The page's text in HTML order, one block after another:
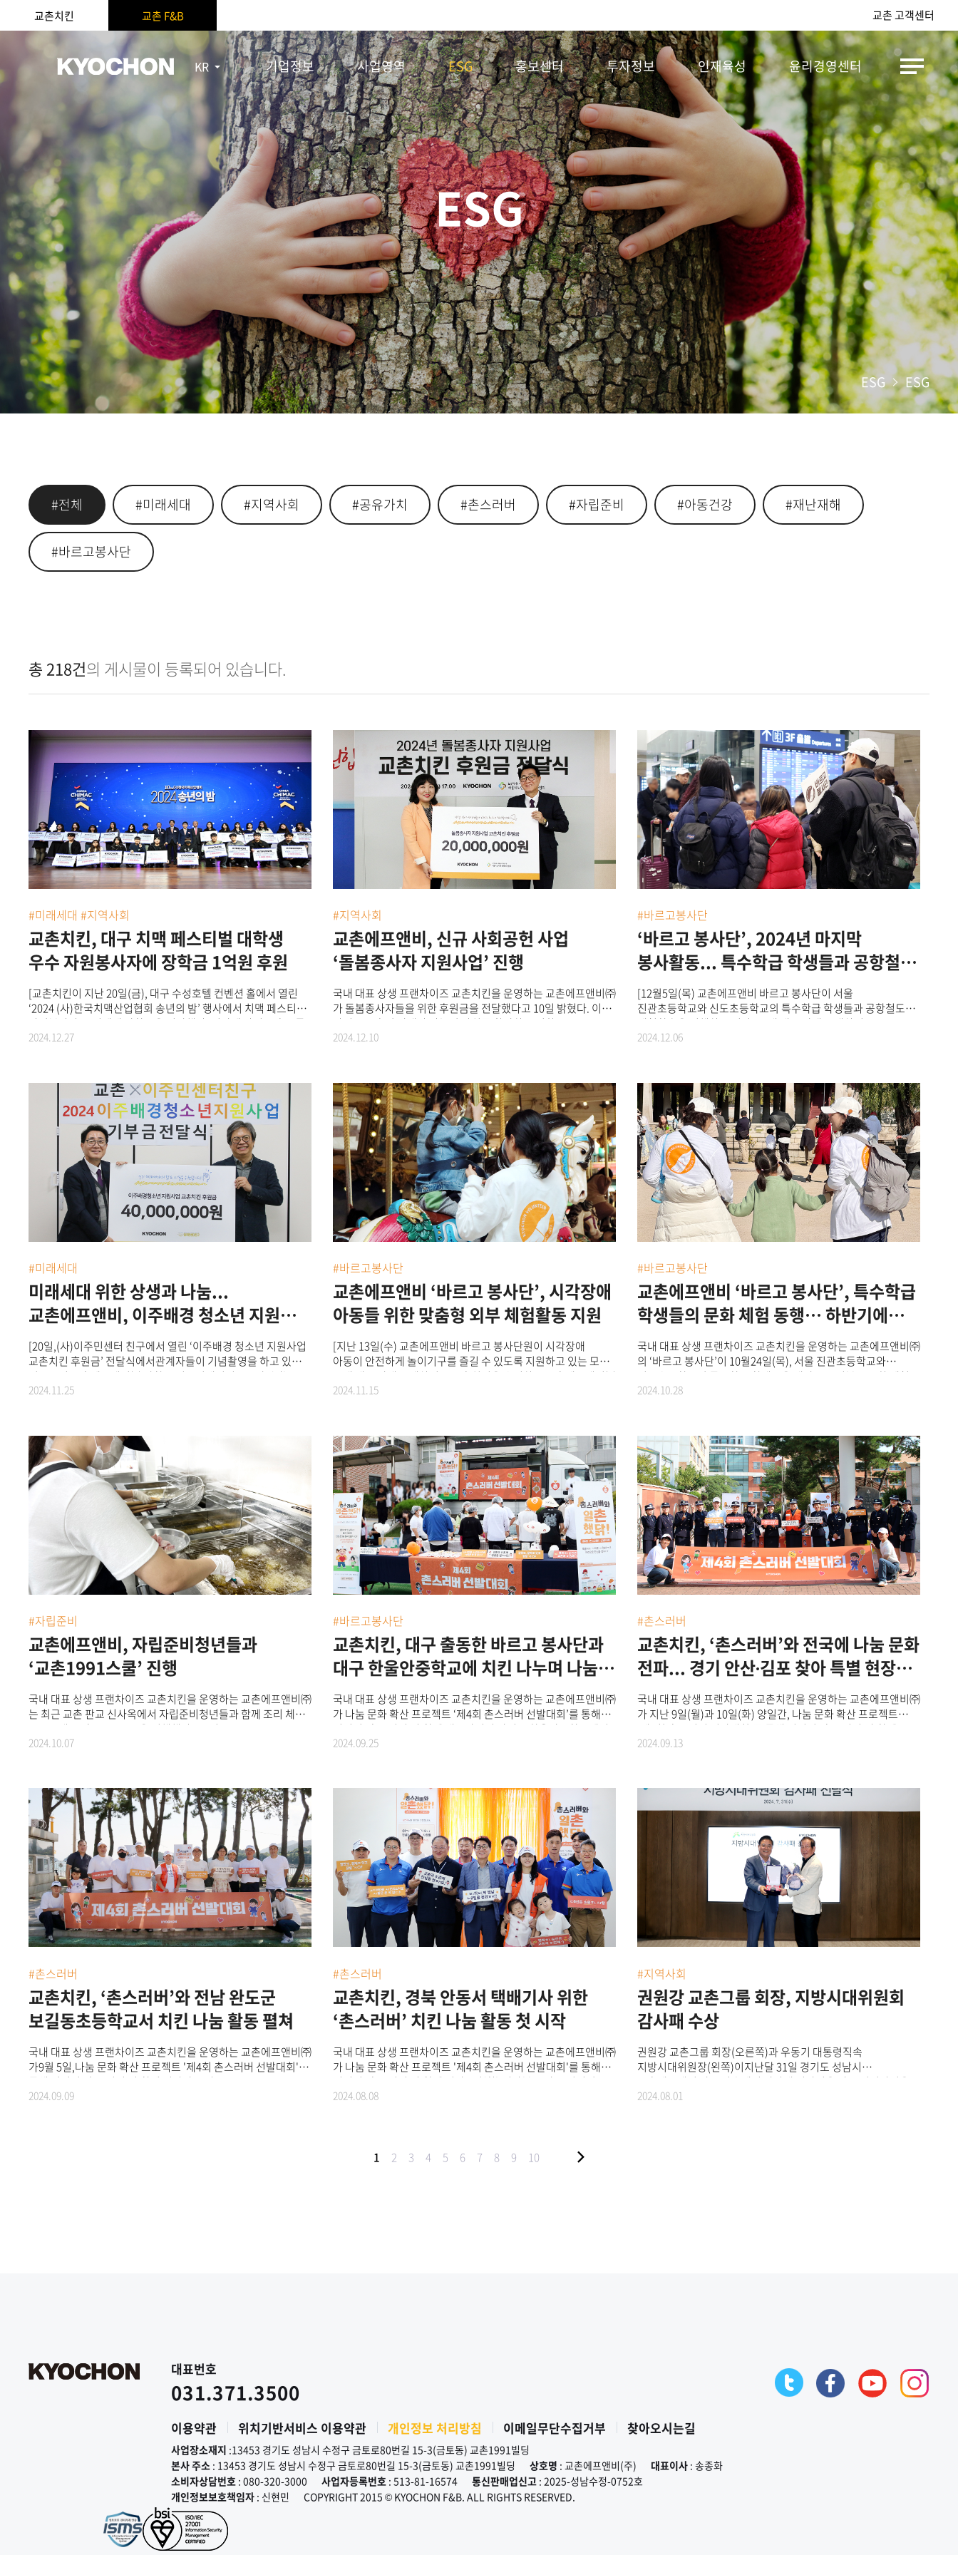
교촌치킨 교촌 F&B 교촌 고객센터
KR 기업정보 사업영역 ESG 홍보센터 투자정보 인재육성 윤리경영센터
ESG
ESG ESG
#전체 #미래세대 #지역사회 #공유가치 #촌스러버 #자립준비 #아동건강 #재난재해
#바르고봉사단
총 218건의 게시물이 등록되어 있습니다.
#미래세대 #지역사회
교촌치킨, 대구 치맥 페스티벌 대학생
우수 자원봉사자에 장학금 1억원 후원
[교촌치킨이 지난 20일(금), 대구 수성호텔 컨벤션 홀에서 열린
‘2024 (사)한국치맥산업협회 송년의 밤’ 행사에서 치맥 페스티벌
자원봉사자 32명에게 장학금을 전달했다. 시상에 나선 교촌그룹
송종화 부회장(사진)과 장학생들, 주요 내빈 등과 함께
치맥 페스티벌’의 성공적인 운영을 위해 다양한 분야에서 활약한
대학생 우수 자원봉사자들에게 총 1억원의 장학금을 전했다고
27일 밝혔다.교촌그룹 송종화 부회장은 지난 20일(금) 대구
수성호텔 컨벤션 홀에서 열린 ‘2024 (사)한국치맥산업협회
송년의 밤’ 행사에서 선발된 32명 장학생에게 장학금을 전달하고
응원의 메시지를 전했다.장학금은 대구 치맥 페스티벌의 기획과
운영 관리 등을 맡은 '치맥리더스' 18명에게 각 400만원,
현장에서 행사 지원을 담당한 '치맥프렌즈' 14명에게 각
200만원씩 전달됐다.교촌에프앤비㈜ 관계자는 “"대구 치맥
페스티벌의 성공적인 운영을 위해 노력해 주신 모든 분들께 깊은
감사를 전한다"며, “이번 장학금이 장학생들이 꿈을 펼치는 데
페스티벌’은 대한민국 치킨산업의 중심지인 대구에서 사람과
사람을 연결시키는 네트워크 문화 ‘치맥(치킨+맥주)’을 선도하고
있는 지역 축제로, 문화체육관광부가 지정한 문화관광 축제이다.
매년 100만 명이 넘는 방문객이 찾아오며, 12회째를 맞이한
올해는 국내외 치킨 브랜드와 맥주 브랜드 100여 곳이 참여했다.
2024.12.27
#지역사회
교촌에프앤비, 신규 사회공헌 사업
‘돌봄종사자 지원사업’ 진행
국내 대표 상생 프랜차이즈 교촌치킨을 운영하는 교촌에프앤비㈜
가 돌봄종사자들을 위한 후원금을 전달했다고 10일 밝혔다. 이번
사업은 교촌의 상생과 나눔의 가치를 확산하는 일환으로
추진되었으며, 2025년 초고령화 사회 진입 등 사회구조 변화에
장애인 등 일상생활 영위∙수행이 어려운 대상을 위해 신체 및
가사지원 등 직접 서비스를 제공하는 전문 인력을 의미한다.)
교촌은 (사)서울시노인종합복지관협회(생활지원사),
한국요양보호사중앙회(요양보호사), (사)한국장애인복지관협회
(장애인복지 종사자)에 각각 2,000만원을 기부, 총 6,000만 원
지원을 통해 다가오는 연말을 맞이하여 어르신과 장애인들을
위해 힘쓴 돌봄종사자(생활지원사, 요양보호사, 장애인복지
종사자)를 격려하고자 치킨 지원에 나섰다. 교촌에프앤비㈜
관계자는 “돌봄종사자들은 지역사회 곳곳에서 따뜻한 손길을
전하는 분들로, 이번 지원 사업이 그분들의 헌신과 노고에
조금이라도 보답하는 계기가 되기를 바란다”며 “앞으로도 교촌은
활동을 적극 펼쳐 나갈 것”이라고 밝혔다.한편, 교촌은 상생과
나눔의 가치를 바탕으로 미래 세대와 지역사회를 위한
사회공헌활동을 전개하며, 교촌의 '진심경영'의 철학을 널리
전파하고 있다. 지난달에는 신규 사회공헌 사업으로 '이주배경
청소년 지원사업'을 시작하며 미래 세대를 위한 나눔 활동 실천을
알린 바 있다.
2024.12.10
#바르고봉사단
‘바르고 봉사단’, 2024년 마지막
봉사활동... 특수학급 학생들과 공항철도
체험학습
[12월5일(목) 교촌에프앤비 바르고 봉사단이 서울
진관초등학교와 신도초등학교의 특수학급 학생들과 공항철도
체험학습을 진행하고 있다.]국내 대표 상생 프랜차이즈
교촌치킨을 운영하는 교촌에프앤비㈜의 ‘바르고 봉사단’이
봉사활동을 펼쳤다고 6일(금) 밝혔다. 이번 체험학습은 특수학급
학생들에게 공항이라는 새로운 환경을 체험하며 다양한
사회경험을 쌓을 수 있도록 마련된 프로그램이다. 이번
체험학습에는 바르고 봉사단 16명이 참여해 학생들과 유대감을
형성하며 따뜻한 시간을 보냈다. 학생들은 먼저 서울역
도심공항터미널에 모여 비행기 탑승 수속과 출국심사 체험에
참여했다. 이후 공항 직통열차를 타고 인천국제공항으로 이동해
공항 내부와 출국장, 전망대 등을 탐방하며 해외로 출발하는
과정을 이해하는 시간을 가졌다.지난 10월에도 교촌의 ‘바르고
봉사단’은 서울 진관초등학교와 신도초등학교 특수학급 학생들의
사회성 학습 지원을 위해 경복궁 문화 체험 활동을 진행한 바
새로운 환경에 적응하며 사회성을 기를 수 있는 소중한 경험이
되길 바란다”며, “내년에도 지역사회와 미래 세대가 함께 성장할
수 있도록 따뜻한 나눔을 전파하는 활동을 이어가겠다”고 말했다.
2024.12.06
#미래세대
미래세대 위한 상생과 나눔...
교촌에프앤비, 이주배경 청소년 지원사업
시작
[20일,(사)이주민센터 친구에서 열린 ‘이주배경 청소년 지원사업
교촌치킨 후원금’ 전달식에서관계자들이 기념촬영을 하고 있다.
왼쪽부터 교촌에프앤비㈜ 강창동 커뮤니케이션부문장, (사)
이주민센터 친구 윤영환 대표]국내 대표 상생 프랜차이즈
청소년 지원사업’은 한국 사회에 적응하기 위해 노력하는
이주배경 청소년들을 위한 사회공헌 사업으로, 사단법인
‘이주민센터 친구’와 협력해 진행된다. (*이주배경 청소년:다문화
가정 자녀 및 북한이탈주민 자녀를 포함해 부모나 본인이 다른
나라에서 한국으로 이주한 경험이 있는 청소년)이를 위해 교촌은
지난 20일 서울시 영등포구 대림동에 위치한 사단법인
‘이주민센터 친구’에서 후원금 전달식을 열고 사업의 첫 시작을
알렸다. 후원금 전달식에는 교촌에프앤비㈜ 강창동
커뮤니케이션부문장과 사)이주민센터 친구 윤영환 대표가
참석해 다문화 사회의 공존과 건강한 공동체 발전을 이루기 위한
의지를 함께 다졌다.전달된 후원금은 전국의 이주배경
이주배경 청소년들을 위한 치킨 지원을 시작으로 2025년에는
이주배경 청소년들이 한국 문화를 경험할 수 있도록 ▲K-FOOD
체험 ▲한국 문화유산 탐방 등 다양한 문화 체험 프로그램을
진행해 해당 사업을 확대할 계획이다. 교촌에프앤비㈜ 관계자는
“교촌은 상생과 나눔의 가치를 실천하기 위해 앞으로도 이주배경
청소년이 한국 사회의 소중한 일원으로 자리 잡을 수 있도록,
미래세대를 위한 지속적인 지원을 아끼지 않겠다”고 말했다.한편,
이번 사업을 함께 진행하는 사단법인 이주민센터 친구는 2012년
설립 이후 이주민의 인권과 평화, 공존을 위한 공익사업을
펼쳐왔다. 서울외국인주민지원센터 운영 등 다문화 관련
2024.11.25
#바르고봉사단
교촌에프앤비 ‘바르고 봉사단’, 시각장애
아동들 위한 맞춤형 외부 체험활동 지원
[지난 13일(수) 교촌에프앤비 바르고 봉사단원이 시각장애
아동이 안전하게 놀이기구를 즐길 수 있도록 지원하고 있는 모습]
국내 대표 상생 프랜차이즈 교촌치킨을 운영하는 교촌에프앤비㈜
의 ‘바르고 봉사단’이 지난 13일(수), 시각장애 영유아
봉사단’이 현장학습 진행 전 시각장애 체험 교육에 참여하고 있는
모습]이번 체험활동은 야외활동이 쉽지 않은 시각장애 아동들이
외부 사람들과 함께 활동하며 사회성을 기르기 위해 마련됐다.
활동에 참여한 바르고 봉사단원 15명은 시각장애 아동들이 보다
안전하게 체험활동을 할 수 있도록 도왔다. 먼저 봉사단원들은
시각장애인들을 조금 더 이해하고 학생들과의 원활한 소통을
위해 시각장애 체험 교육에 참여했다. 이어, 롯데월드로 이동해
학생들이 안전하게 놀이기구를 즐길 수 있도록 세심하게 챙겼다.
앞서 교촌은 2022년부터 2년간 서울효정학교에 점자교구재인
점자촉각 단어카드와 치킨을 지원하며 꾸준한 인연을 이어왔다.
교촌에프앤비㈜ 관계자는 “시각장애 아동들과 봉사단원들이
보람을 느꼈다”며, “앞으로도 ‘바르고 봉사단’은 시각장애
아동들이 세상과 소통할 수 있는 기회를 더욱 넓혀갈 수 있도록
따뜻한 나눔을 지속적으로 실천해 나가겠다”고 말했다.
2024.11.15
#바르고봉사단
교촌에프앤비 ‘바르고 봉사단’, 특수학급
학생들의 문화 체험 동행… 하반기에도
따뜻한 나눔 전파
국내 대표 상생 프랜차이즈 교촌치킨을 운영하는 교촌에프앤비㈜
의 ‘바르고 봉사단’이 10월24일(목), 서울 진관초등학교와
신도초등학교의 특수학급 학생들을 대상으로 경복궁 문화 체험
활동을 진행했다. 교촌의 임직원과 가맹점주 등으로 구성된
체험에는 교촌 바르고 봉사단 20명이 참여하여 특수학급
학생들의 자기주도적 활동을 통해 성취감을 높이고, 다양한
사회적 경험을 쌓기 위한 노력을 기울였다. 이날 ‘바르고
봉사단’은 서울 진관초등학교와 신도초등학교의 특수학급 학생
12명과 함께 대중교통을 이용하여 경복궁으로 이동했다. 이후
특수학급 학생들이 사전학습으로 배운 경복궁의 시설과 구조물
등을 직접 찾아보는 문화 체험 활동을 진행했다. 그리고 교촌치킨
안국점에 방문해 신메뉴 ‘교촌 옥수수’를 포함한 인기 메뉴들을
맛보며 즐거운 시간을 보냈다. 교촌에프앤비㈜ 관계자는 “바르고
봉사단과 함께 한 이번 활동이 특수학급 학생들에게 뜻 깊은
경험이자, 잊지 못할 추억으로 자리잡았으면 한다”며 “앞으로도
나눔 활동을 지속적으로 이어 나가겠다”고 말했다
2024.10.28
#자립준비
교촌에프앤비, 자립준비청년들과
‘교촌1991스쿨’ 진행
국내 대표 상생 프랜차이즈 교촌치킨을 운영하는 교촌에프앤비㈜
는 최근 교촌 판교 신사옥에서 자립준비청년들과 함께 조리 체험
프로그램 ‘교촌1991스쿨’을 진행했다고 7일
밝혔다.‘교촌1991스쿨’은 맛에 대한 교촌의 진심을 경험할 수
가치를 폭넓게 이해하고, 이를 통해 소비자와의 접점을 확대하기
위해 기획됐다.교촌 판교 신사옥에서 진행된 이번 프로그램은
교촌의 ‘자립준비 지원사업’을 통해 선정된 11명의 자립준비청년
장학생들과 함께했다. 교촌은 2021년부터 초록우산과 협력해
보호 종료 후 홀로서기에 나서는 자립준비청년들을 위한
‘자립준비 지원사업’을 펼치고 있다. 이는 자립준비청년들이
성공적인 자립을 위한 기반을 다지고, 정서적 안정감과
자아존중감을 향상할 수 있도록 지원하는 교촌의 대표 사회공헌
활동 중 하나다.이날 열린 ‘교촌1991스쿨’ 역시 자립준비청년 간
네트워크 및 사회적 지지체계 형성을 위해 정기적으로 모임을
갖는 ‘자조모임’의 일환으로 진행됐다.자립준비청년들의 새로운
이번 행사는 판교 신사옥에서 교촌의 역사와 가치 등에 대한
강의와 사옥 투어, 조리 시연 및 체험 등의 순서로 구성됐다.이어
두 번의 튀김 과정과 치킨 조각마다 세 번 이상 소스를 바르는
교촌만의 조리 방식을 직접 실습하며, 정직과 정성을 고수하는
교촌치킨의 제조 과정을 직접 체험하는 특별한 경험을 가졌다.
프로그램에 참여한 한 참여자는 “이번 ‘교촌1991스쿨’에
참여하면서 교촌치킨이 단순히 맛을 넘어, 제조 과정 하나하나에
진심이 담겨 있다는 것을 느꼈다”며 “이런 경험이 추후 진로
탐색에 도움이 될 것 같아 의미 있는 시간이었다”고 소감을
밝혔다.이날 행사에 참석한 송종화 교촌에프앤비 부회장은
2024.10.07
#바르고봉사단
교촌치킨, 대구 출동한 바르고 봉사단과
대구 한울안중학교에 치킨 나누며 나눔
실천
국내 대표 상생 프랜차이즈 교촌치킨을 운영하는 교촌에프앤비㈜
가 나눔 문화 확산 프로젝트 ‘제4회 촌스러버 선발대회’를 통해
선정된 ‘촌스러버’와 함께 대구광역시 달성군 한울안중학교에서
특별 현장 이벤트를 펼치고 치킨 나눔 활동을 전개했다고 25일
전달할 ‘촌스러버’를 선발, 교촌 임직원 및 가맹점주와 함께
지역사회에 치킨을 나누며 기부∙나눔∙봉사 문화를 전파하고 있다.
해가 거듭될수록 뜨거운 관심을 받고 있는 ‘촌스러버 선발대회’.
특히 올해는 개인∙단체의 830여개의 사연이 접수되는 등 더욱
높은 인기를 얻었다. 교촌은 접수된 많은 사연들 중 공정한 심사
과정을 거쳐 사연의 주인공, 촌스러버 120명을 최종 선정했다.
촌스러버 120명 중 가장 많은 공감을 얻은 5명을 대상으로 진행한
특별 현장 이벤트는 지난달 경상북도 안동을 첫 시작으로
전라남도 완도군, 경기도 안산, 경기도 김포에서 이어졌으며,
사람들에게 나눔의 기쁨과 감동을 선사했다.‘제4회 촌스러버
선발대회’의 마지막 특별 현장 이벤트는 대구에서 장식됐다.
재직중인 교사다. 학교 프로그램과 다양한 활동을 통해 얻은
상금을 도움이 필요한 이웃들을 위해 기부하며 열심히 학교
생활을 하는 학생들, 학교의 발전을 위해 노력하고 응원해 주시는
교직원, 학부모, 마을 주민들에 대한 감사의 마음을 전하고자
촌스러버 선발대회에 사연을 보내온 것.교촌은 임직원 및
가맹점주로 구성된 ‘바르고 봉사단’과 푸드트럭을 활용한 나눔
이벤트를 마련했다. 학생들을 위한 치킨 만들기 체험 프로그램과
학생, 교사, 마을 주민들을 위해 130마리 치킨을 전달하며 나눔의
가치를 실천하고 마을 잔치의 풍성함을 더했다.교촌에프앤비㈜
관계자는 “매년 ‘촌스러버 선발대회’를 통해 지역 사회와 함께
2024.09.25
#촌스러버
교촌치킨, ‘촌스러버’와 전국에 나눔 문화
전파... 경기 안산∙김포 찾아 특별 현장
이벤트 및 치킨 나눔
국내 대표 상생 프랜차이즈 교촌치킨을 운영하는 교촌에프앤비㈜
가 지난 9일(월)과 10일(화) 양일간, 나눔 문화 확산 프로젝트
‘제4회 촌스러버 선발대회’를 통해 선정된 ‘촌스러버’와 함께
경기도 안산과 김포에서 치킨 나눔 활동을 진행했다고 13일
‘촌스러버(교촌과 함께 사랑을 전하는 사람)’로 선정됐다. 교촌은
심사 과정에서 가장 많은 공감을 얻은 촌스러버 5명에게는 치킨
나눔과 함께 특별 현장 이벤트도 제공하는 등 전국 각지에 나눔
활동을 펼치고 있다.<경기도 안산에서 펼쳐진'제4회 촌스러버
선발대회'특별 현장 이벤트>교촌은 지난달 경상북도 안동 지역의
택배기사들을 응원하는 특별 현장 이벤트를 시작으로, 9일(월)
경기도 안산에 방문해 촌스러버의 사연에 맞춘 감동 이벤트를
마련했다. 사회복지사를 꿈꾸는 뇌병변장애학생을 10년째
돌보고 있는 활동보조인 어머니(71세)와 학생을 응원하고자
어머니의 둘째 딸인 ‘촌스러버’가 사연을 보낸 것. 이에 교촌은
치킨 15마리와 교촌치킨 제품교환권을 전달하고 영상 메시지 등
학생에게 잊지 못할 추억을 선사했다.<경기도 김포에서 펼쳐진
'제4회 촌스러버 선발대회' 특별 현장 이벤트>이어 10일(화)
경기도 김포시에서 펼쳐진 현장 이벤트는 학생들의 등굣길
안전을 위해 매주 화요일 김포시 관내 학교를 순회하며 교통지도
봉사를 하는 녹색어머니연합회와 교통경찰에게 감사함을 전하고
싶은 ‘촌스러버’의 사연을 바탕으로 마련됐다.교촌은 김포시 소재
초등학교를 찾아 녹색어머니연합회, 교통경찰, 모범운전자 등과
함께 교통안전캠페인에 참여하였고 치킨 55마리를 전달했다.
또한 지역사회의 안전을 위해 봉사하는 이들의 노고에 깊이
공감하며 응원과 격려도 함께 보탰다.나눔 활동에 참여한 임형욱
2024.09.13
#촌스러버
교촌치킨, ‘촌스러버’와 전남 완도군
보길동초등학교서 치킨 나눔 활동 펼쳐
국내 대표 상생 프랜차이즈 교촌치킨을 운영하는 교촌에프앤비㈜
가9월 5일,나눔 문화 확산 프로젝트 '제4회 촌스러버 선발대회'를
통해 선정된 ‘촌스러버’와 함께 전라남도 완도군
보길동초등학교에서 치킨 나눔 활동을 펼쳤다고 밝혔다. 교촌은
깊은 시간을 보냈다.교촌에프앤비㈜ 관계자는 “이번 나눔 활동을
통해 ‘보길도’ 주민들과 소중한 인연을 맺을 수 있게 돼 매우
기쁘다”며, “앞으로도 교촌은 상생과 나눔의 가치를 실천하기
사랑과 온정을 전할 수 있도록 노력하겠다”고 말했다. 한편,
지난달 6일(화) 경상북도 안동 지역의 택배기사들을 위해 총
130마리의 교촌치킨을 전달한 바 있다."저희 아이가 다니는
초등학교는 완도군에 있는 작은 섬마을에 위치해 있습니다.
아이들이 건강검진이나 외부로 체험학습을 가려면 선생님들께서
아이들을 인솔하여 배를 타고육지에 건너가 다시 버스를 타고
이동해야 합니다.비가 오거나 눈이 오거나 바람이 불어도정해진
일정을 변경하기 어려워 좋지 않은 기상 상황에서도 수고로움을
2024.09.09
#촌스러버
교촌치킨, 경북 안동서 택배기사 위한
‘촌스러버’ 치킨 나눔 활동 첫 시작
국내 대표 상생 프랜차이즈 교촌치킨을 운영하는 교촌에프앤비㈜
가 나눔 문화 확산 프로젝트 '제4회 촌스러버 선발대회'를 통해
선정된 ‘촌스러버’와 함께 지난 6일(화) 경상북도 안동 지역의
택배기사들을 위한 치킨 나눔 활동을 전개했다고 8일
가맹점주와 함께 치킨을 나누며 지역사회에 기부·나눔·봉사
현장의 분위기가 무척 뜨거웠다는 후문이다.나눔 현장에 동행한
선발대회’를 진행하며 따뜻한 사연을 접하고, 좋은 분들을
마주하며 마음을 나눌 수 있어 기쁘게 생각한다”며 “앞으로도
교촌은 지역사회와 함께 상생과 나눔 문화를 확산하고 선한
영향력을 전파할 수 있도록 최선을 다하겠다”고 말했다.
2024.08.08
#지역사회
권원강 교촌그룹 회장, 지방시대위원회
감사패 수상
권원강 교촌그룹 회장(오른쪽)과 우동기 대통령직속
지방시대위원장(왼쪽)이지난달 31일 경기도 성남시
교촌에프앤비 판교 사옥에서 감사패 전달식을 갖고 기념사진을
촬영하고 있다.국내 대표 상생 프랜차이즈 교촌치킨을 운영하는
제조에 필요한 원재료 구매 및 일자리 창출 등을 이끌어 지역 산업
육성을 적극 추진하고 있다.이를 통해 지난 6월에는 경상북도
영양군과 함께 ‘발효감각 복합 플랫폼 조성사업’을 추진해
했다.‘발효감각 복합 플랫폼 조성사업’은 지역의 전통문화와
제품을 활용하는 내외국인 대상 발효 체험(전통주, 장류)과 교육,
내부 시설 관람 등 다채로운 ‘오감만족’ 프로그램을 운영하는
2024.08.01
1 2 3 4 5 6 7 8 9 10
대표번호
031.371.3500
이용약관 위치기반서비스 이용약관 개인정보 처리방침 이메일무단수집거부 찾아오시는길
사업장소재지 :13453 경기도 성남시 수정구 금토로80번길 15-3(금토동) 교촌1991빌딩
본사 주소 : 13453 경기도 성남시 수정구 금토로80번길 15-3(금토동) 교촌1991빌딩 상호명 : 교촌에프앤비(주) 대표이사 : 송종화
소비자상담번호 : 080-320-3000 사업자등록번호 : 513-81-16574 통신판매업신고 : 2025-성남수정-0752호
개인정보보호책임자 : 신현민 COPYRIGHT 2015 © KYOCHON F&B. ALL RIGHTS RESERVED.